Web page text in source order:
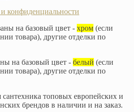
конфиденциальности
на базовый цвет - хром (если
товара), другие отделки по
на базовый цвет - белый (если
товара), другие отделки по
сантехника топовых европейских и
брендов в наличии и на заказ.